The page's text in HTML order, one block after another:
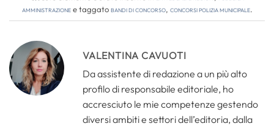
amministrazionee taggatobandi di concorso, concorsi polizia municipale.
VALENTINA CAVUOTI
Da assistente di redazione a un più alto
profilo di responsabile editoriale, ho
accresciuto le mie competenze gestendo
diversi ambiti e settori dell’editoria, dalla